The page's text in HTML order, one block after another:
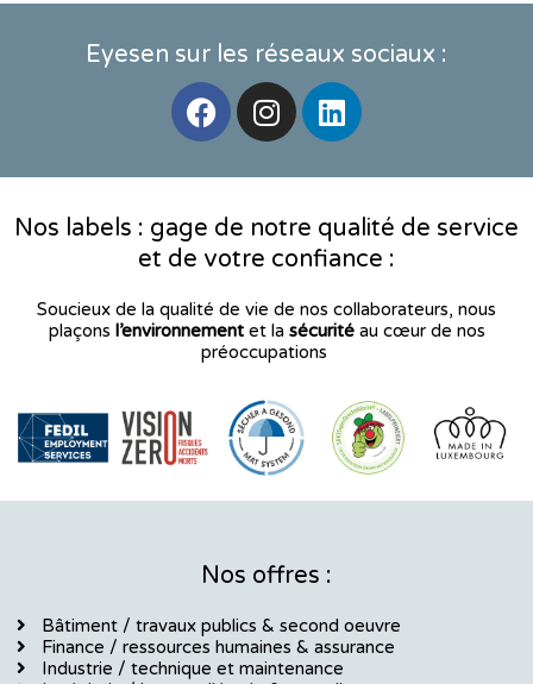
Eyesen sur les réseaux sociaux :
F
a
e
b
o
o
k
I
n
t
a
g
r
a
m
L
i
k
e
d
i
n
Nos labels : gage de notre qualité de service
et de votre confiance :
Soucieux de la qualité de vie de nos collaborateurs, nous
plaçons l’environnement et la sécuritéau cœur de nos
préoccupations
Nos offres :
Bâtiment / travaux publics & second oeuvre
Finance / ressources humaines & assurance
Industrie / technique et maintenance